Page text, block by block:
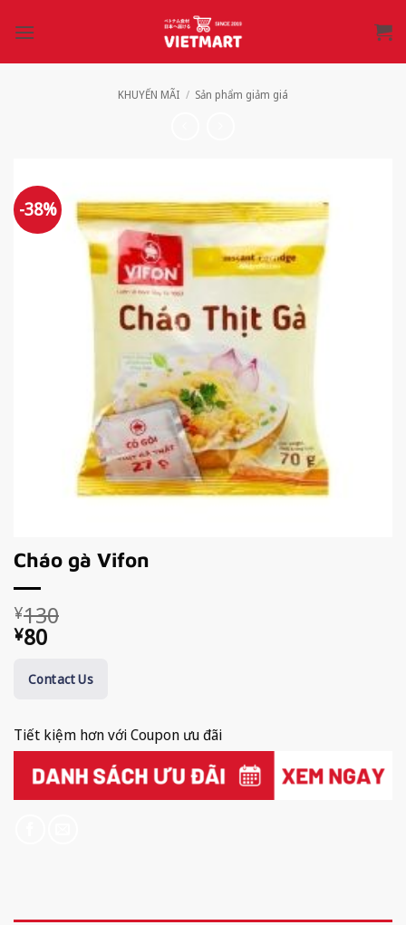
qua
KHUYẾN MÃI / Sản phẩm giảm giá
-38%
Cháo gà Vifon
¥130
Giá
gốc
¥130.
¥80
Giá
hiện
là:
Contact Us
Tiết kiệm hơn với Coupon ưu đãi